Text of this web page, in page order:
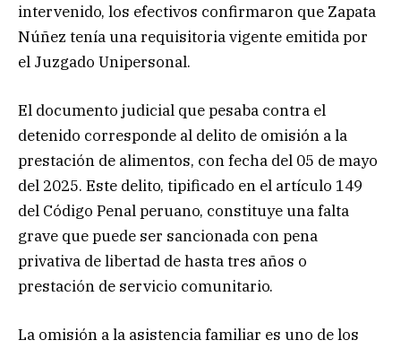
intervenido, los efectivos confirmaron que Zapata
Núñez tenía una requisitoria vigente emitida por
el Juzgado Unipersonal.
El documento judicial que pesaba contra el
detenido corresponde al delito de omisión a la
prestación de alimentos, con fecha del 05 de mayo
del 2025. Este delito, tipificado en el artículo 149
del Código Penal peruano, constituye una falta
grave que puede ser sancionada con pena
privativa de libertad de hasta tres años o
prestación de servicio comunitario.
La omisión a la asistencia familiar es uno de los